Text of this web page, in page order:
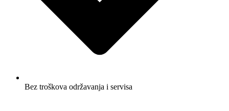
Bez troškova održavanja i servisa